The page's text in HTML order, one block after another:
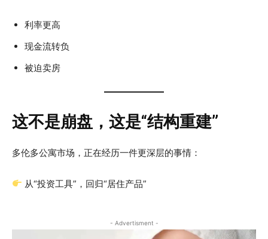
利率更高
现金流转负
被迫卖房
这不是崩盘，这是“结构重建”
多伦多公寓市场，正在经历一件更深层的事情：
从“投资工具”，回归“居住产品”
- Advertisment -